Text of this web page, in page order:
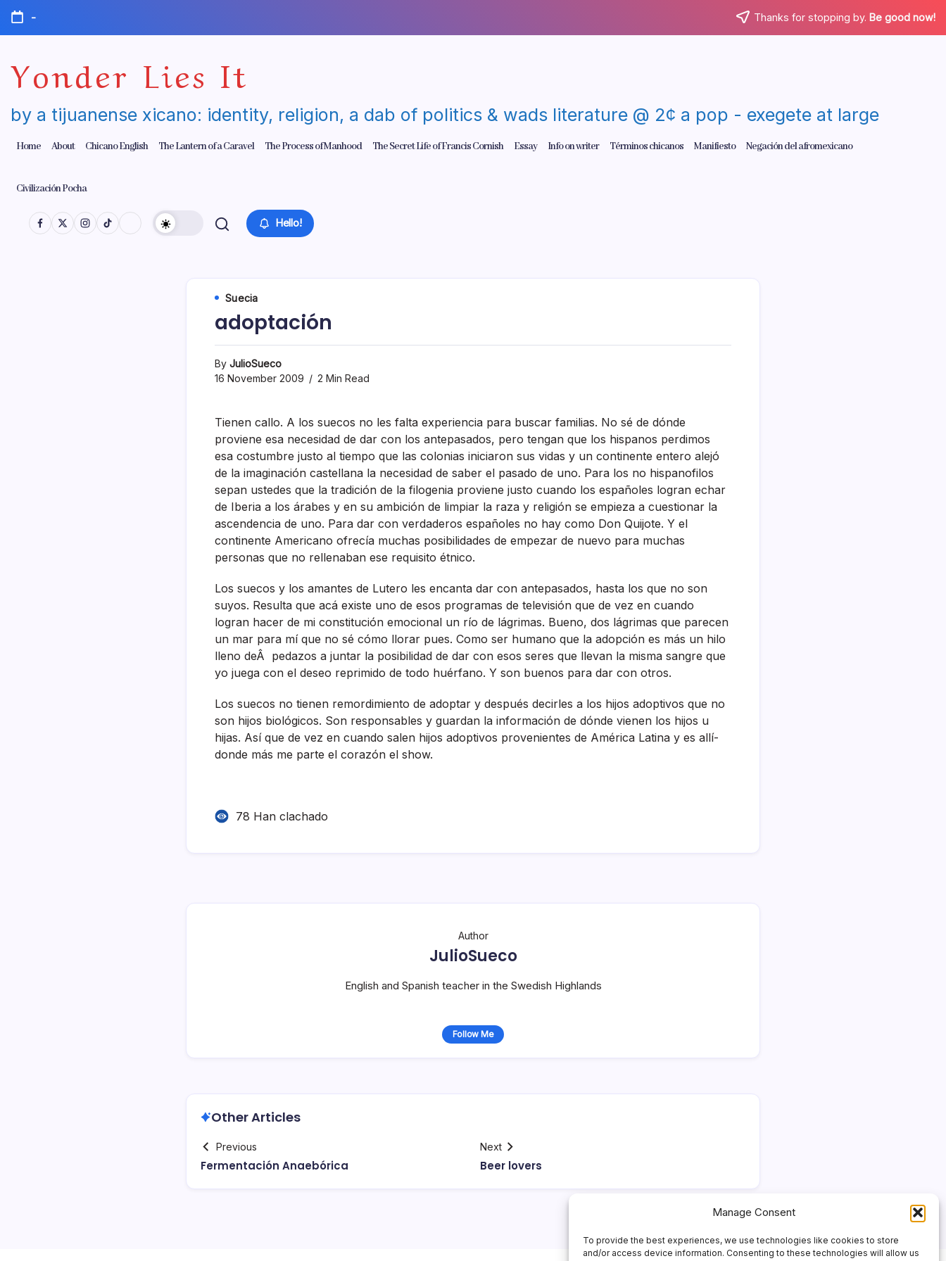
Manage Consent
To provide the best experiences, we use technologies like cookies to store
and/or access device information. Consenting to these technologies will allow us
Skip
content
- Thanks for stopping by. Be good now!
Yonder Lies It
by a tijuanense xicano: identity, religion, a dab of politics & wads literature @ 2¢ a pop - exegete at large
Home About Chicano English The Lantern of a Caravel The Process of Manhood The Secret Life of Francis Cornish Essay Info on writer Términos chicanos Manifiesto Negación del afromexicano
Civilización Pocha
Hello!
Suecia
adoptación
By JulioSueco
16 November 2009
2 Min Read
Tienen callo. A los suecos no les falta experiencia para buscar familias. No sé de dónde
proviene esa necesidad de dar con los antepasados, pero tengan que los hispanos perdimos
esa costumbre justo al tiempo que las colonias iniciaron sus vidas y un continente entero alejó
de la imaginación castellana la necesidad de saber el pasado de uno. Para los no hispanofilos
sepan ustedes que la tradición de la filogenia proviene justo cuando los españoles logran echar
de Iberia a los árabes y en su ambición de limpiar la raza y religión se empieza a cuestionar la
ascendencia de uno. Para dar con verdaderos españoles no hay como Don Quijote. Y el
continente Americano ofrecí­a muchas posibilidades de empezar de nuevo para muchas
personas que no rellenaban ese requisito étnico.
Los suecos y los amantes de Lutero les encanta dar con antepasados, hasta los que no son
suyos. Resulta que acá existe uno de esos programas de televisión que de vez en cuando
logran hacer de mi constitución emocional un rí­o de lágrimas. Bueno, dos lágrimas que parecen
un mar para mí­ que no sé cómo llorar pues. Como ser humano que la adopción es más un hilo
lleno deÂ pedazos a juntar la posibilidad de dar con esos seres que llevan la misma sangre que
yo juega con el deseo reprimido de todo huérfano. Y son buenos para dar con otros.
Los suecos no tienen remordimiento de adoptar y después decirles a los hijos adoptivos que no
son hijos biológicos. Son responsables y guardan la información de dónde vienen los hijos u
hijas. Así­ que de vez en cuando salen hijos adoptivos provenientes de América Latina y es allí­
donde más me parte el corazón el show.
78 Han clachado
Author
JulioSueco
English and Spanish teacher in the Swedish Highlands
Follow Me
Other Articles
Previous
Fermentación Anaebórica
Next
Beer lovers